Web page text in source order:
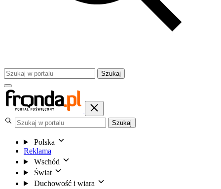
Szukaj
Szukaj
Polska
Reklama
Wschód
Świat
Duchowość i wiara